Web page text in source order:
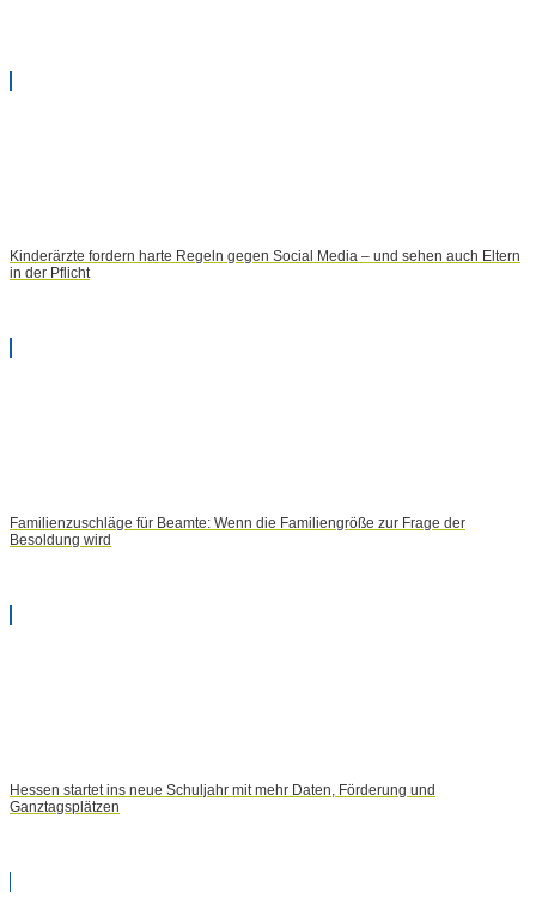
Kinderärzte fordern harte Regeln gegen Social Media – und sehen auch Eltern
in der Pflicht
Familienzuschläge für Beamte: Wenn die Familiengröße zur Frage der
Besoldung wird
Hessen startet ins neue Schuljahr mit mehr Daten, Förderung und
Ganztagsplätzen